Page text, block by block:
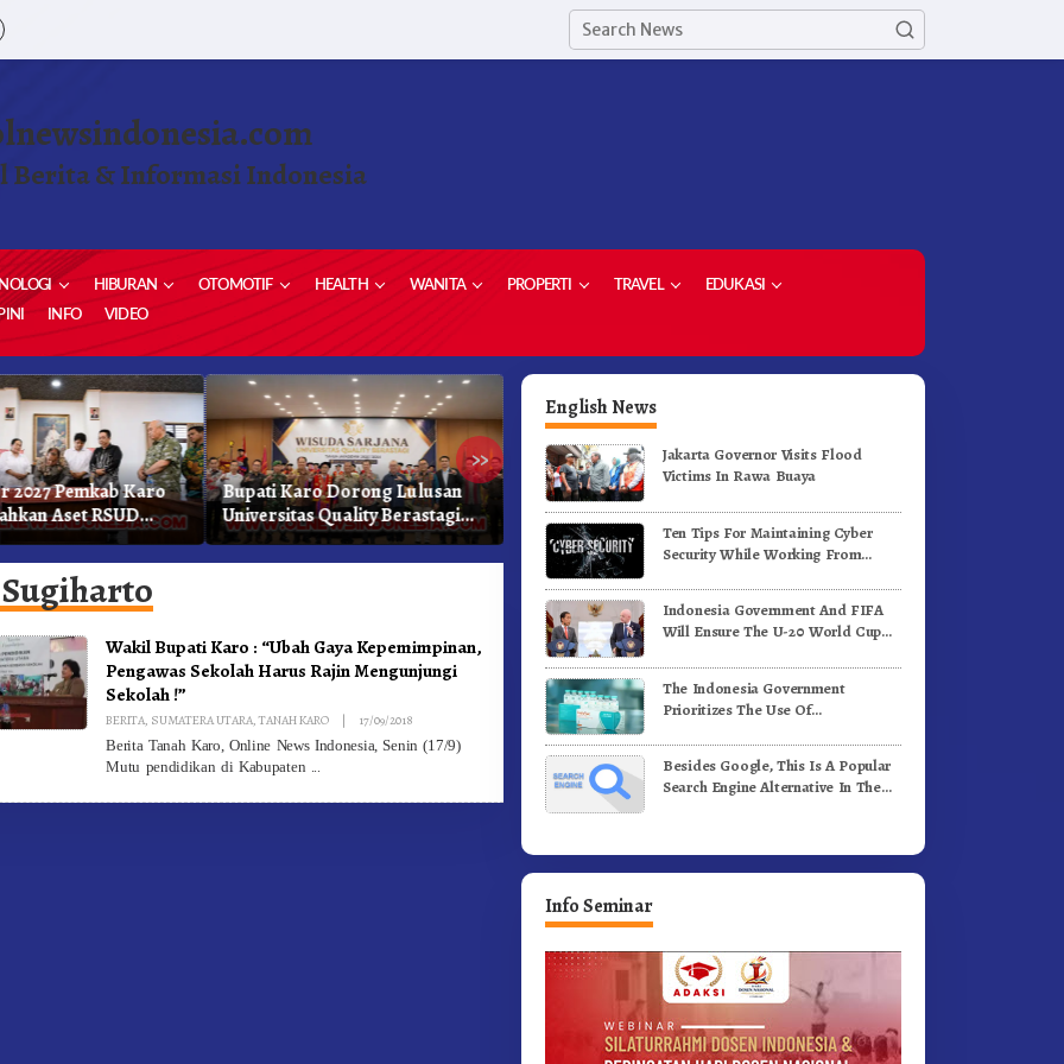
Berita & Informasi Indonesia
HIBURAN OTOMOTIF HEALTH WANITA PROPERTI TRAVEL
EDUKASI
INFO VIDEO
»
2027 Pemkab Karo
Aset RSUD
Ke Moderamen
Bupati Karo Dorong Lulusan
Universitas Quality Berastagi
Jadi Generasi Inovatif dan
Berintegritas
Dorong Komoditas Unggulan,
Bupati Karo Serahkan 1,2 Juta
Benih Kopi Arabika
Karo Tekankan
Profesional Dongkrak Mutu
Pendidikan
Wakil Bupati Karo : “Ubah Gaya Kepemimpinan,
Pengawas Sekolah Harus Rajin Mengunjungi
Sekolah !”
BERITA, SUMATERA UTARA,TANAH KARO | 17/09/2018
Berita Tanah Karo, Online News Indonesia, Senin (17/9)
Mutu pendidikan di Kabupaten
English News
Jakarta Governor Visits Flood
Victims In Rawa Buaya
Ten Tips For Maintaining Cyber
Security While Working From
Indonesia Government And FIFA
Will Ensure The U-20 World Cup
Standards
The Indonesia Government
Prioritizes The Use Of
Vaccines
Besides Google, This Is A Popular
Search Engine Alternative In The
Info Seminar